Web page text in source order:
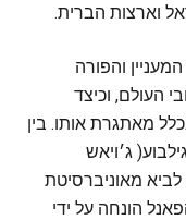
וארצות הברית.
והפורה
העולם, וכיצד
מאתגרת אותו. בין
ג׳ויאש
לביא מאוניברסיטת
הונחה על ידי